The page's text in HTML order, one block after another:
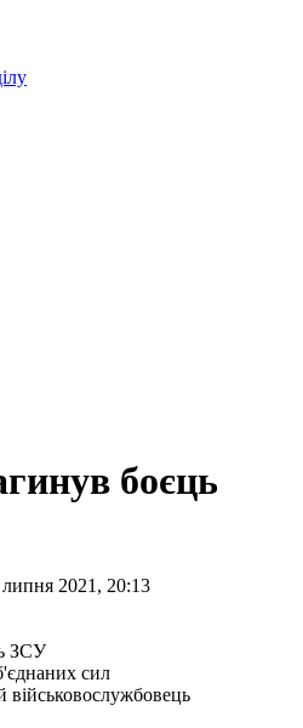
боєць
2021, 20:13
сил